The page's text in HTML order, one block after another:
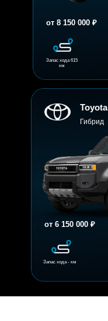
Запас хода 615
км
от 8 150 000 ₽
Запас хода - км
Гибрид
от 6 150 000 ₽